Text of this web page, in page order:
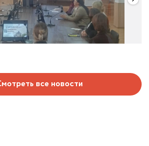
все новости